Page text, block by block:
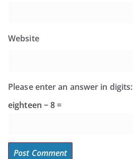
Website
Please enter an answer in digits:
eighteen − 8 =